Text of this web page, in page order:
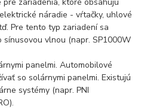
náradie - vŕtačky, uhlové
Pre tento typ zariadení sa
sínusovou vlnou (napr. SP1000W
panelmi. Automobilové
so solárnymi panelmi. Existujú
systémy (napr. PNI